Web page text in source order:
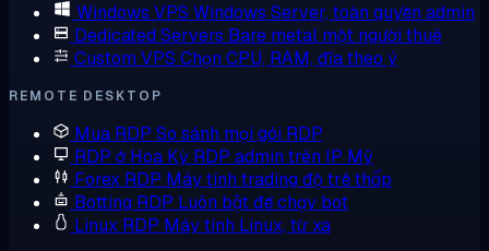
Windows VPS Windows Server, toàn quyền admin
Dedicated Servers Bare metal một người thuê
Custom VPS Chọn CPU, RAM, đĩa theo ý
REMOTE DESKTOP
Mua RDP So sánh mọi gói RDP
RDP ở Hoa Kỳ RDP admin trên IP Mỹ
Forex RDP Máy tính trading độ trễ thấp
Botting RDP Luôn bật để chạy bot
Linux RDP Máy tính Linux, từ xa